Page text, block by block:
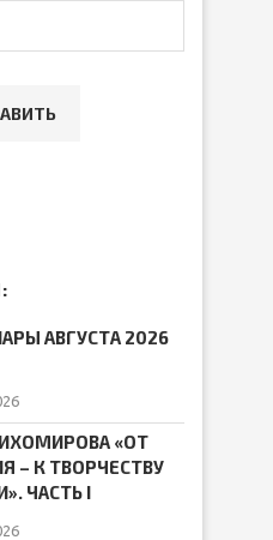
АВГУСТА 2026
«ОТ
– К ТВОРЧЕСТВУ
ЧАСТЬ I